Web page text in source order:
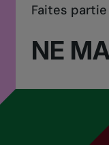
NE
Faites